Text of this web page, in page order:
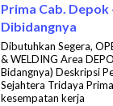
Prima Cab.
Dibidangnya
Dibutuhkan Segera,
& WELDING Area
Bidangnya) Deskripsi
Sejahtera Tridaya
kesempatan kerja